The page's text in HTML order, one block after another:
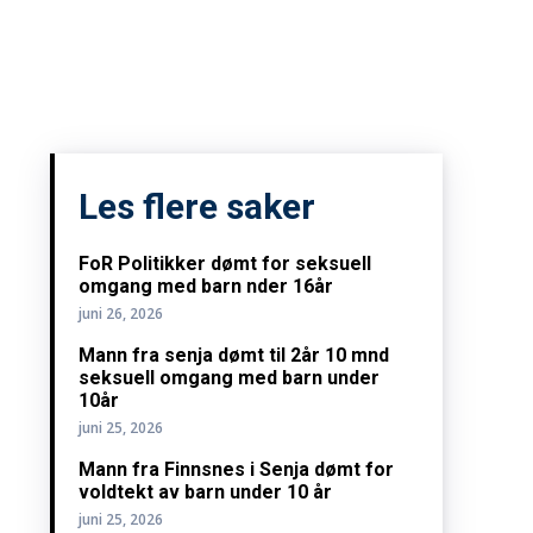
Les flere saker
FoR Politikker dømt for seksuell
omgang med barn nder 16år
juni 26, 2026
Mann fra senja dømt til 2år 10 mnd
seksuell omgang med barn under
10år
juni 25, 2026
Mann fra Finnsnes i Senja dømt for
voldtekt av barn under 10 år
juni 25, 2026